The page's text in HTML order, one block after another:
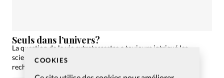
COOKIES
Seuls dans l’univers?
La question de la vie extraterrestre a toujours intrigué les
scientifiques et l’être humain en général. Cela révèle-t-il une
recherche de sens et une quête de Dieu?